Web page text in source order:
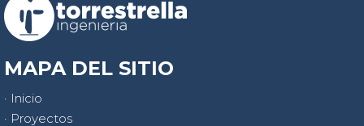
MAPA DEL SITIO
· Inicio
· Proyectos